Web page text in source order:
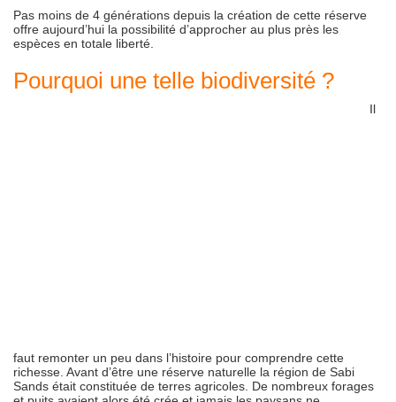
Pas moins de 4 générations depuis la création de cette réserve
offre aujourd’hui la possibilité d’approcher au plus près les
espèces en totale liberté.
Pourquoi une telle biodiversité ?
Il
faut remonter un peu dans l’histoire pour comprendre cette
richesse. Avant d’être une réserve naturelle la région de Sabi
Sands était constituée de terres agricoles. De nombreux forages